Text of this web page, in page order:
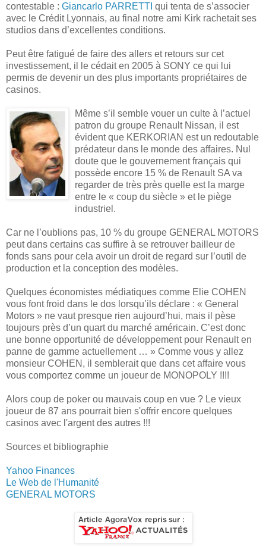
contestable : Giancarlo PARRETTI qui tenta de s’associer
avec le Crédit Lyonnais, au final notre ami Kirk rachetait ses
studios dans d’excellentes conditions.
Peut être fatigué de faire des allers et retours sur cet
investissement, il le cédait en 2005 à SONY ce qui lui
permis de devenir un des plus importants propriétaires de
casinos.
Même s’il semble vouer un culte à l’actuel
patron du groupe Renault Nissan, il est
évident que KERKORIAN est un redoutable
prédateur dans le monde des affaires. Nul
doute que le gouvernement français qui
possède encore 15 % de Renault SA va
regarder de très près quelle est la marge
entre le « coup du siècle » et le piège
industriel.
Car ne l’oublions pas, 10 % du groupe GENERAL MOTORS
peut dans certains cas suffire à se retrouver bailleur de
fonds sans pour cela avoir un droit de regard sur l’outil de
production et la conception des modèles.
Quelques économistes médiatiques comme Elie COHEN
vous font froid dans le dos lorsqu’ils déclare : « General
Motors » ne vaut presque rien aujourd’hui, mais il pèse
toujours près d’un quart du marché américain. C’est donc
une bonne opportunité de développement pour Renault en
panne de gamme actuellement … » Comme vous y allez
monsieur COHEN, il semblerait que dans cet affaire vous
vous comportez comme un joueur de MONOPOLY !!!!
Alors coup de poker ou mauvais coup en vue ? Le vieux
joueur de 87 ans pourrait bien s'offrir encore quelques
casinos avec l'argent des autres !!!
Sources et bibliographie
Yahoo Finances
Le Web de l'Humanité
GENERAL MOTORS